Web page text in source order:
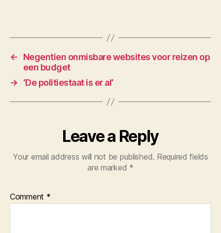
←
Negentien onmisbare websites voor reizen op
een budget
→
‘De politiestaat is er al’
Leave a Reply
Your email address will not be published. Required fields
are marked *
Comment *